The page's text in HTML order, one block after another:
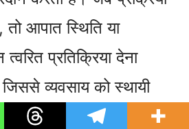
तो आपात स्थिति या
त्वरित प्रतिक्रिया देना
व्यवसाय को स्थायी
में बढ़त मिलती है।